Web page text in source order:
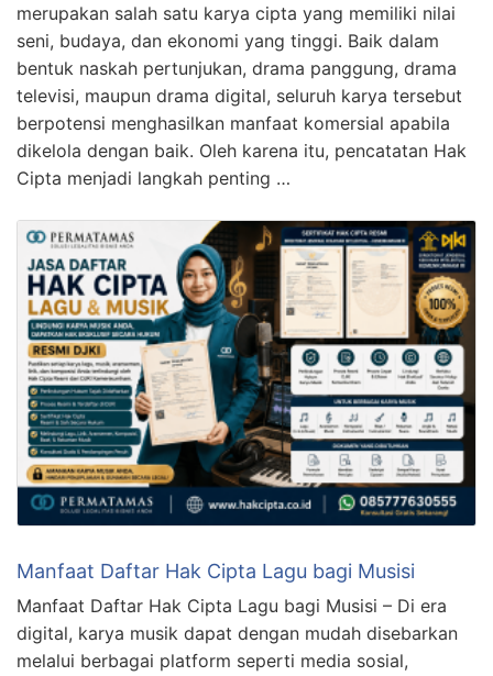
merupakan salah satu karya cipta yang memiliki nilai
seni, budaya, dan ekonomi yang tinggi. Baik dalam
bentuk naskah pertunjukan, drama panggung, drama
televisi, maupun drama digital, seluruh karya tersebut
berpotensi menghasilkan manfaat komersial apabila
dikelola dengan baik. Oleh karena itu, pencatatan Hak
Cipta menjadi langkah penting …
Manfaat Daftar Hak Cipta Lagu bagi Musisi
Manfaat Daftar Hak Cipta Lagu bagi Musisi – Di era
digital, karya musik dapat dengan mudah disebarkan
melalui berbagai platform seperti media sosial,